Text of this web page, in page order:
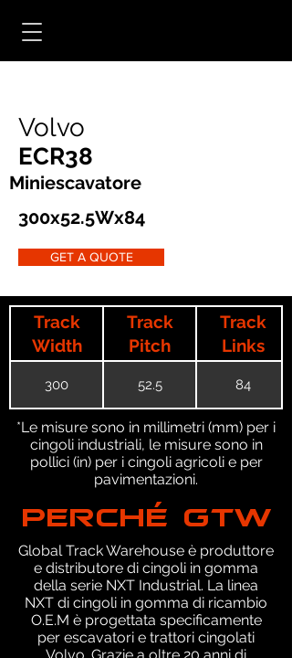
Volvo
ECR38
Miniescavatore
300x52.5Wx84
GET A QUOTE
Track
Width
Track
Pitch
Track
Links
300 52.5 84
*Le misure sono in millimetri (mm) per i
cingoli industriali, le misure sono in
pollici (in) per i cingoli agricoli e per
pavimentazioni.
PERCHÉ GTW
Global Track Warehouse è produttore
e distributore di cingoli in gomma
della serie NXT Industrial. La linea
NXT di cingoli in gomma di ricambio
O.E.M è progettata specificamente
per escavatori e trattori cingolati